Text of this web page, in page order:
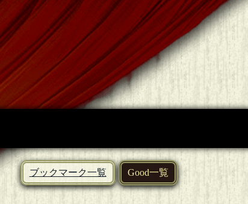
ブックマーク一覧 Good一覧